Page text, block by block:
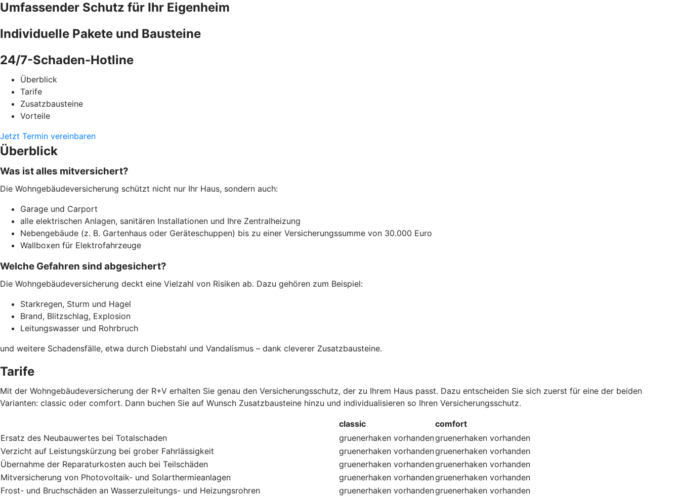
Umfassender Schutz für Ihr Eigenheim
Individuelle Pakete und Bausteine
24/7-Schaden-Hotline
Überblick
Tarife
Zusatzbausteine
Vorteile
Jetzt Termin vereinbaren
Überblick
Was ist alles mitversichert?
Die Wohngebäudeversicherung schützt nicht nur Ihr Haus, sondern auch:
Garage und Carport
alle elektrischen Anlagen, sanitären Installationen und Ihre Zentralheizung
Nebengebäude (z. B. Gartenhaus oder Geräteschuppen) bis zu einer Versicherungssumme von 30.000 Euro
Wallboxen für Elektrofahrzeuge
Welche Gefahren sind abgesichert?
Die Wohngebäudeversicherung deckt eine Vielzahl von Risiken ab. Dazu gehören zum Beispiel:
Starkregen, Sturm und Hagel
Brand, Blitzschlag, Explosion
Leitungswasser und Rohrbruch
und weitere Schadensfälle, etwa durch Diebstahl und Vandalismus – dank cleverer Zusatzbausteine.
Tarife
Mit der Wohngebäudeversicherung der R+V erhalten Sie genau den Versicherungsschutz, der zu Ihrem Haus passt. Dazu entscheiden Sie sich zuerst für eine der beiden
Varianten: classic oder comfort. Dann buchen Sie auf Wunsch Zusatzbausteine hinzu und individualisieren so Ihren Versicherungsschutz.
classic
comfort
Ersatz des Neubauwertes bei Totalschaden
gruenerhaken vorhandengruenerhaken vorhanden
Verzicht auf Leistungskürzung bei grober Fahrlässigkeit
gruenerhaken vorhandengruenerhaken vorhanden
Übernahme der Reparaturkosten auch bei Teilschäden
gruenerhaken vorhandengruenerhaken vorhanden
Mitversicherung von Photovoltaik- und Solarthermieanlagen
gruenerhaken vorhandengruenerhaken vorhanden
Frost- und Bruchschäden an Wasserzuleitungs- und Heizungsrohren
gruenerhaken vorhandengruenerhaken vorhanden